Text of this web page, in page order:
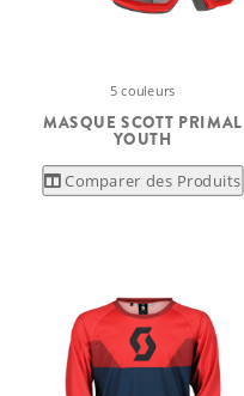
5 couleurs
MASQUE SCOTT PRIMAL
YOUTH
Comparer des Produits